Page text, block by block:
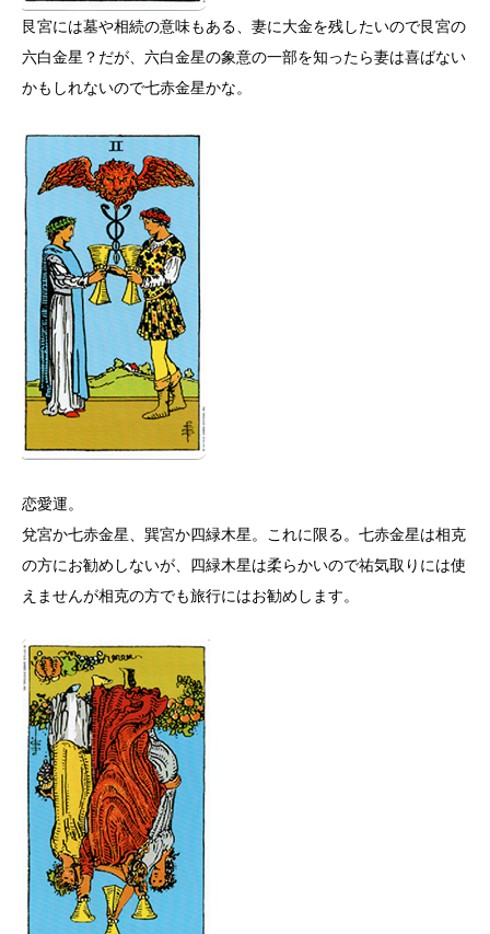
艮宮には墓や相続の意味もある、妻に大金を残したいので艮宮の
六白金星？だが、六白金星の象意の一部を知ったら妻は喜ばない
かもしれないので七赤金星かな。
恋愛運。
兌宮か七赤金星、巽宮か四緑木星。これに限る。七赤金星は相克
の方にお勧めしないが、四緑木星は柔らかいので祐気取りには使
えませんが相克の方でも旅行にはお勧めします。